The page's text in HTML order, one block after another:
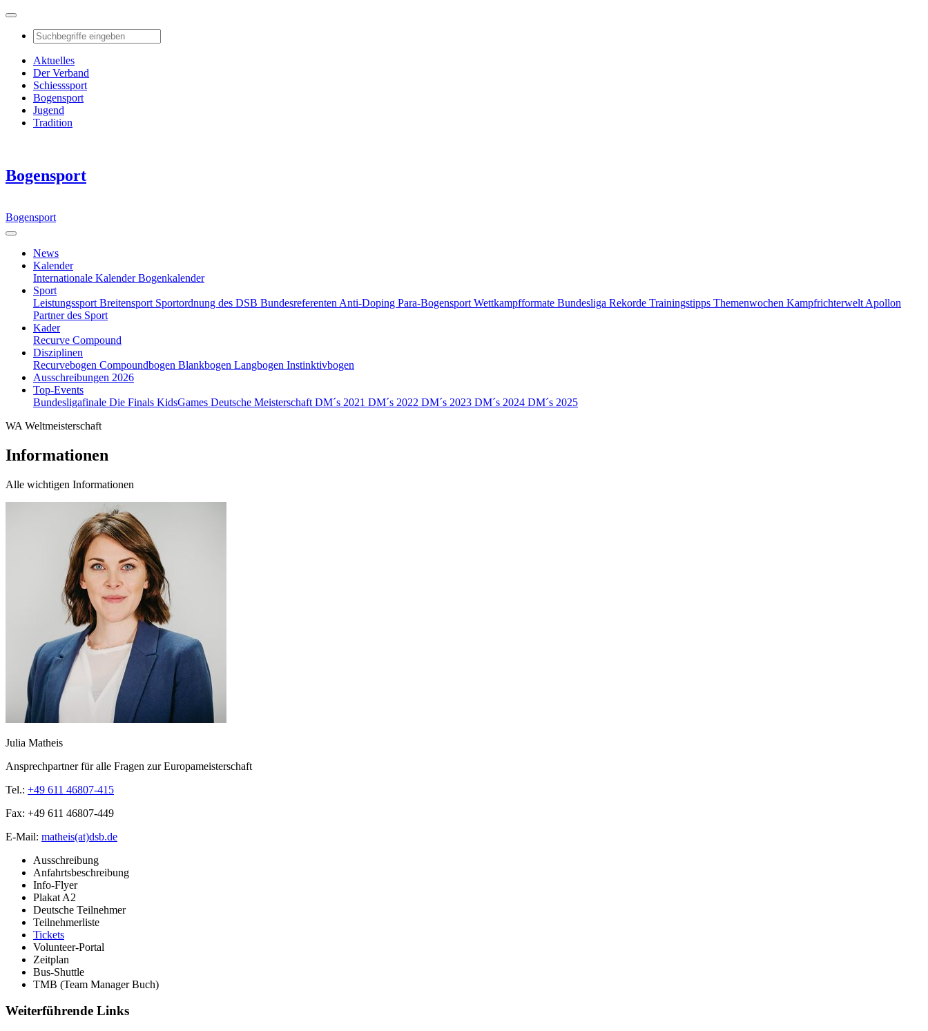
Aktuelles
Der Verband
Schiesssport
Bogensport
Jugend
Tradition
Bogensport
Bogensport
News
Kalender
Internationale KalenderBogenkalender
Sport
Leistungssport Breitensport Sportordnung des DSB Bundesreferenten Anti-Doping Para-Bogensport Wettkampfformate Bundesliga Rekorde Trainingstipps Themenwochen Kampfrichterwelt Apollon
Partner des Sport
Kader
Recurve Compound
Disziplinen
Recurvebogen Compoundbogen Blankbogen Langbogen Instinktivbogen
Ausschreibungen 2026
Top-Events
Bundesligafinale Die Finals KidsGames Deutsche Meisterschaft DM´s 2021 DM´s 2022 DM´s 2023 DM´s 2024 DM´s 2025
WA Weltmeisterschaft
Informationen
Alle wichtigen Informationen
Julia Matheis
Ansprechpartner für alle Fragen zur Europameisterschaft
Tel.: +49 611 46807-415
Fax: +49 611 46807-449
E-Mail: matheis(at)dsb.de
Ausschreibung
Anfahrtsbeschreibung
Info-Flyer
Plakat A2
Deutsche Teilnehmer
Teilnehmerliste
Tickets
Volunteer-Portal
Zeitplan
Bus-Shuttle
TMB (Team Manager Buch)
Weiterführende Links